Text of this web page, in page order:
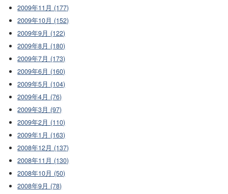
2009年11月 (177)
2009年10月 (152)
2009年9月 (122)
2009年8月 (180)
2009年7月 (173)
2009年6月 (160)
2009年5月 (104)
2009年4月 (76)
2009年3月 (97)
2009年2月 (110)
2009年1月 (163)
2008年12月 (137)
2008年11月 (130)
2008年10月 (50)
2008年9月 (78)